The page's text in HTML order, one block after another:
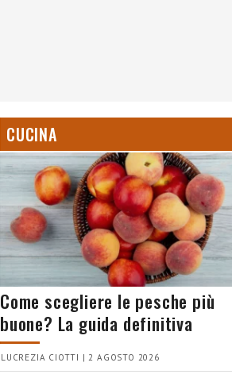
CUCINA
Come scegliere le pesche più
buone? La guida definitiva
LUCREZIA CIOTTI | 2 AGOSTO 2026